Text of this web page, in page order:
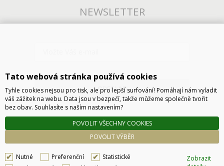
NEWSLETTER
ODESLAT
Tato webová stránka používá cookies
Tyhle cookies nejsou pro tisk, ale pro lepší surfování! Pomáhají nám vyladit
váš zážitek na webu. Data jsou v bezpečí, takže můžeme společně tvořit
bez obav. Souhlasíte s naším nastavením?
POVOLIT VÝBĚR
POVOLIT VŠECHNY COOKIES
Nutné Preferenční
Statistické
Zobrazit